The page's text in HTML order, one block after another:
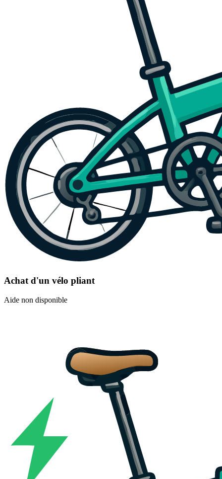
Achat d'un vélo pliant
Aide non disponible